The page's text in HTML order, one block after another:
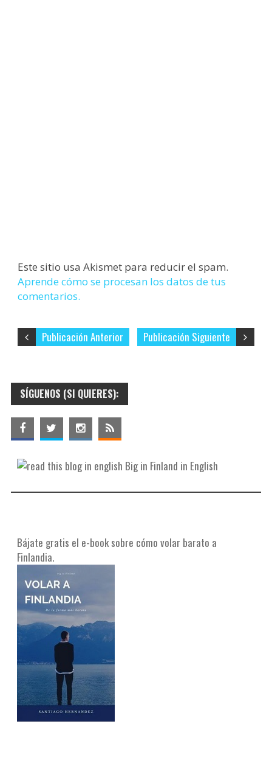
Este sitio usa Akismet para reducir el spam.
Aprende cómo se procesan los datos de tus
comentarios.
Publicación Siguiente
Publicación Anterior
SÍGUENOS (SI QUIERES):
Big in Finland in English
Bájate gratis el e-book sobre cómo volar barato a
Finlandia.